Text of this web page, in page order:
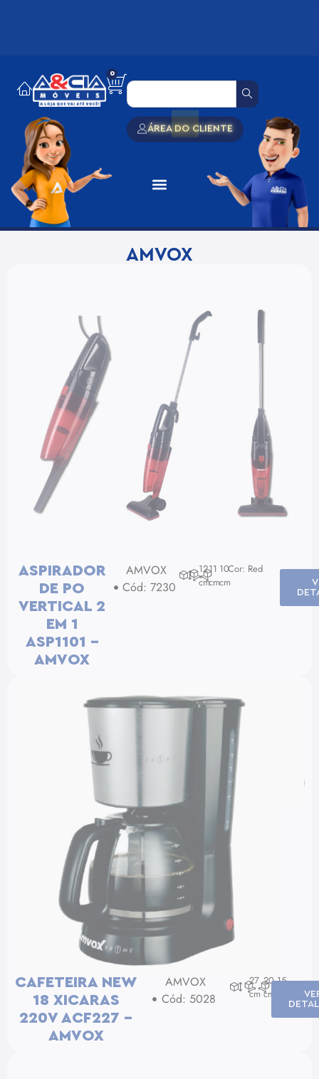
0
ÁREA DO CLIENTE
AMVOX
ASPIRADOR
DE PO
VERTICAL 2
EM 1
ASP1101 –
AMVOX
AMVOX
Cód: 7230
12
cm
11
cm
10
cm
Cor: Red
CAFETEIRA NEW
18 XICARAS
220V ACF227 –
AMVOX
AMVOX
Cód: 5028
27
cm
20
cm
15